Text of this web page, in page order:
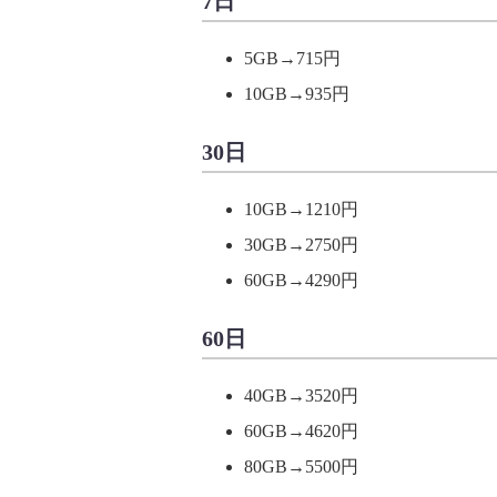
5GB→715円
10GB→935円
30日
10GB→1210円
30GB→2750円
60GB→4290円
60日
40GB→3520円
60GB→4620円
80GB→5500円